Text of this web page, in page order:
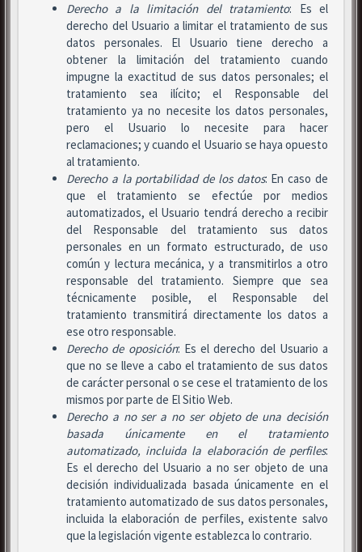
Derecho a la limitación del tratamiento: Es el
derecho del Usuario a limitar el tratamiento de sus
datos personales. El Usuario tiene derecho a
obtener la limitación del tratamiento cuando
impugne la exactitud de sus datos personales; el
tratamiento sea ilícito; el Responsable del
tratamiento ya no necesite los datos personales,
pero el Usuario lo necesite para hacer
reclamaciones; y cuando el Usuario se haya opuesto
al tratamiento.
Derecho a la portabilidad de los datos: En caso de
que el tratamiento se efectúe por medios
automatizados, el Usuario tendrá derecho a recibir
del Responsable del tratamiento sus datos
personales en un formato estructurado, de uso
común y lectura mecánica, y a transmitirlos a otro
responsable del tratamiento. Siempre que sea
técnicamente posible, el Responsable del
tratamiento transmitirá directamente los datos a
ese otro responsable.
Derecho de oposición: Es el derecho del Usuario a
que no se lleve a cabo el tratamiento de sus datos
de carácter personal o se cese el tratamiento de los
mismos por parte de El Sitio Web.
Derecho a no ser a no ser objeto de una decisión
basada únicamente en el tratamiento
automatizado, incluida la elaboración de perfiles:
Es el derecho del Usuario a no ser objeto de una
decisión individualizada basada únicamente en el
tratamiento automatizado de sus datos personales,
incluida la elaboración de perfiles, existente salvo
que la legislación vigente establezca lo contrario.